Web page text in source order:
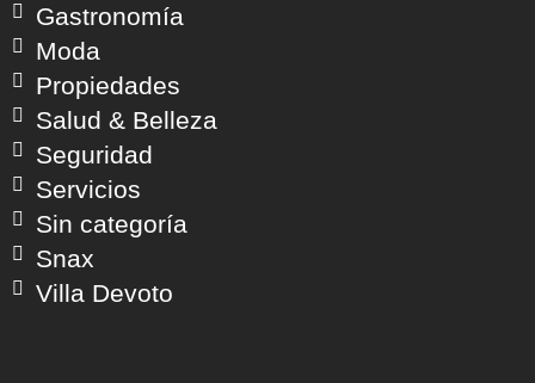
Gastronomía
Moda
Propiedades
Salud & Belleza
Seguridad
Servicios
Sin categoría
Snax
Villa Devoto